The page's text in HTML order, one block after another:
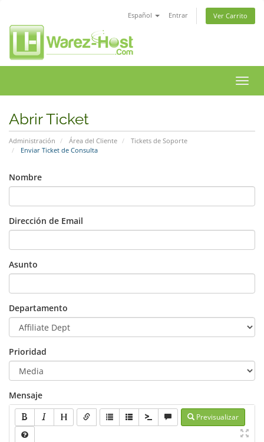
Español Entrar Ver Carrito
Abrir Ticket
Administración Área del Cliente
Tickets de Soporte
Enviar Ticket de Consulta
Nombre
Dirección de Email
Asunto
Departamento
Prioridad
Mensaje
Previsualizar